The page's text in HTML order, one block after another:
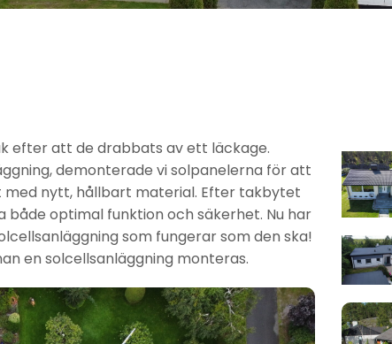
efter att de drabbats av ett läckage.
demonterade vi solpanelerna för att
nytt, hållbart material. Efter takbytet
optimal funktion och säkerhet. Nu har
som fungerar som den ska!
en solcellsanläggning monteras.